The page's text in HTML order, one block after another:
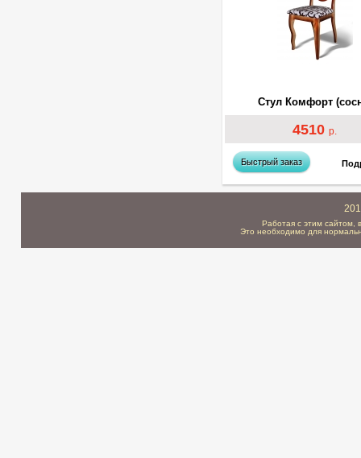
4510р.
Стул Комфорт
Быстрый заказ
Работая с этим сайтом,
Это необходимо для